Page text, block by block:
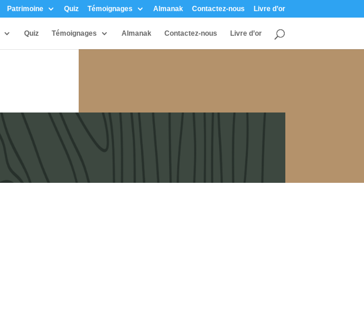
Patrimoine Quiz Témoignages Almanak Contactez-nous Livre d’or
Quiz Témoignages Almanak Contactez-nous Livre d’or